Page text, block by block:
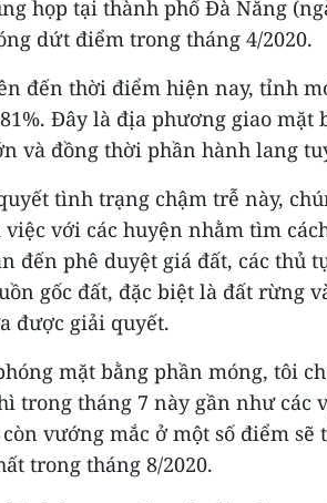
họp tại thành phố Đà Nẵng
dứt điểm trong tháng 4/2020.
đến thời điểm hiện nay, tỉnh
Đây là địa phương giao
và đồng thời phần hành lang
tình trạng chậm trễ này,
với các huyện nhằm tìm
đến phê duyệt giá đất, các thủ
gốc đất, đặc biệt là đất rừng
được giải quyết.
mặt bằng phần móng, tôi
trong tháng 7 này gần như các
vướng mắc ở một số điểm
trong tháng 8/2020.